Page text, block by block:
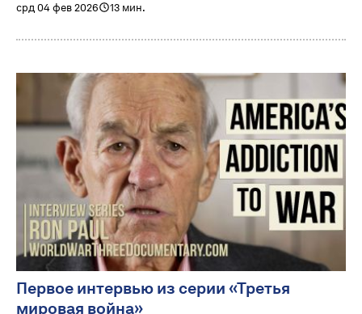
срд 04 фев 2026 13 мин.
Первое интервью из серии «Третья
мировая война»